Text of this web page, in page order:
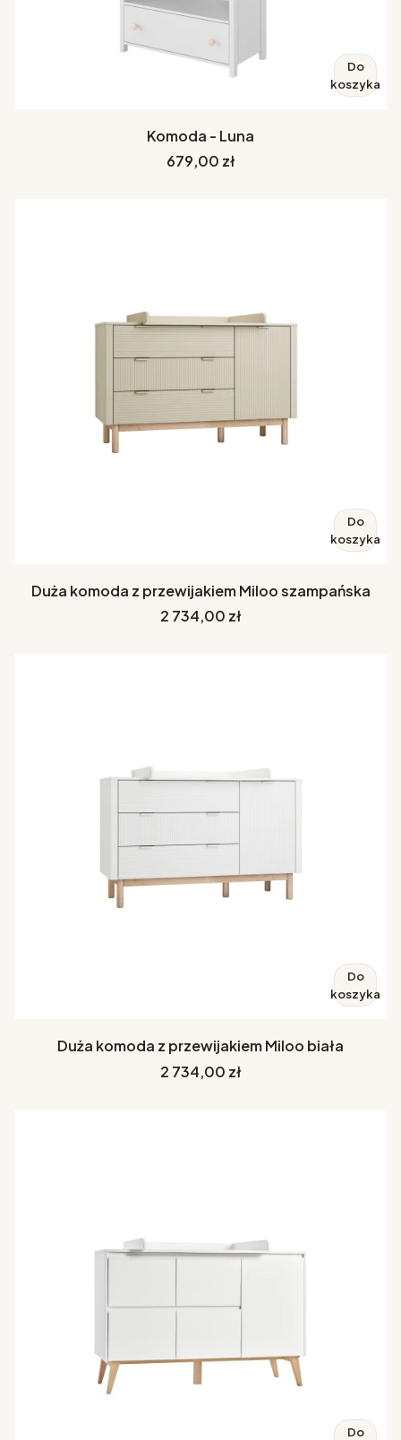
Do
koszyka
Komoda - Luna
Cena
679,00 zł
Do
koszyka
Duża komoda z przewijakiem Miloo szampańska
Cena
2 734,00 zł
Do
koszyka
Duża komoda z przewijakiem Miloo biała
Cena
2 734,00 zł
Do